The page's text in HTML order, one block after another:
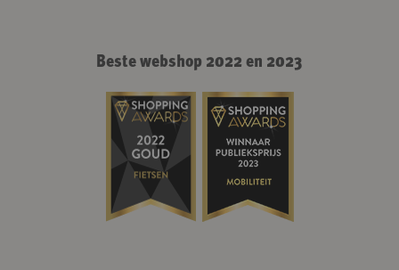
Beste webshop 2022 en 2023